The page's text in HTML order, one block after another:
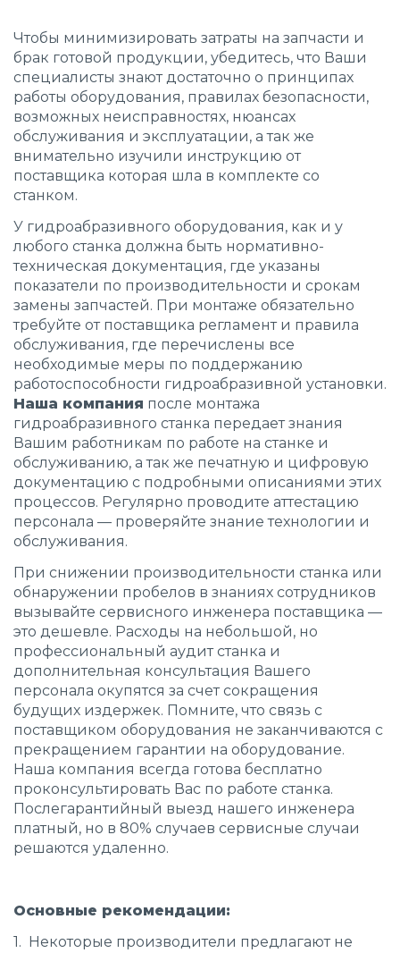
Чтобы минимизировать затраты на запчасти и
брак готовой продукции, убедитесь, что Ваши
специалисты знают достаточно о принципах
работы оборудования, правилах безопасности,
возможных неисправностях, нюансах
обслуживания и эксплуатации, а так же
внимательно изучили инструкцию от
поставщика которая шла в комплекте со
станком.
У гидроабразивного оборудования, как и у
любого станка должна быть нормативно-
техническая документация, где указаны
показатели по производительности и срокам
замены запчастей. При монтаже обязательно
требуйте от поставщика регламент и правила
обслуживания, где перечислены все
необходимые меры по поддержанию
работоспособности гидроабразивной установки.
Наша компания после монтажа
гидроабразивного станка передает знания
Вашим работникам по работе на станке и
обслуживанию, а так же печатную и цифровую
документацию с подробными описаниями этих
процессов. Регулярно проводите аттестацию
персонала — проверяйте знание технологии и
обслуживания.
При снижении производительности станка или
обнаружении пробелов в знаниях сотрудников
вызывайте сервисного инженера поставщика —
это дешевле. Расходы на небольшой, но
профессиональный аудит станка и
дополнительная консультация Вашего
персонала окупятся за счет сокращения
будущих издержек. Помните, что связь с
поставщиком оборудования не заканчиваются с
прекращением гарантии на оборудование.
Наша компания всегда готова бесплатно
проконсультировать Вас по работе станка.
Послегарантийный выезд нашего инженера
платный, но в 80% случаев сервисные случаи
решаются удаленно.
Основные рекомендации:
1. Некоторые производители предлагают не